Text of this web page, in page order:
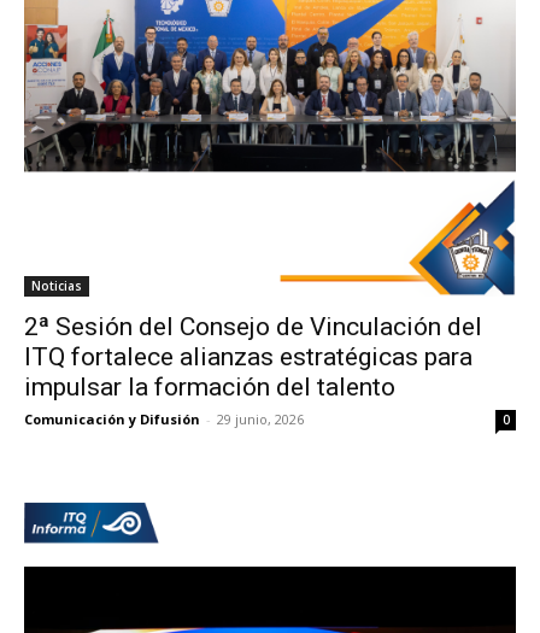
Noticias
2ª Sesión del Consejo de Vinculación del
ITQ fortalece alianzas estratégicas para
impulsar la formación del talento
Comunicación y Difusión - 29 junio, 2026 0